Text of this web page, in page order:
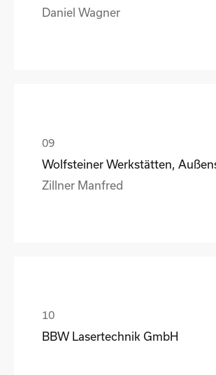
Daniel Wagner
Zillner Manfred
BBW Lasertechnik GmbH